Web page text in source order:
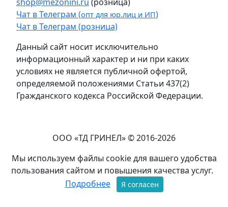
shop@mezonini.ru (розница)
Чат в Телеграм (опт для юр.лиц и ИП)
Чат в Телеграм (розница)
Данный сайт носит исключительно
информационный характер и ни при каких
условиях не является публичной офертой,
определяемой положениями Статьи 437(2)
Гражданского кодекса Российской Федерации.
ООО «ТД ГРИНЕЛ» © 2016-2026
Мы используем файлы cookie для вашего удобства
пользования сайтом и повышения качества услуг.
Подробнее
Я согласен